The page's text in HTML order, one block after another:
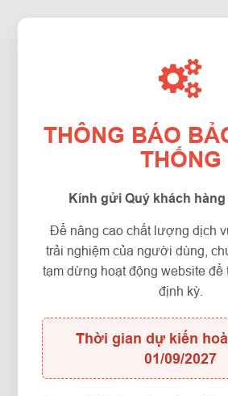
THÔNG BÁO
THỐNG
Kính gửi Quý khách
Để nâng cao chất lượng dịch
trải nghiệm của người dùng,
tạm dừng hoạt động website để
định kỳ.
Thời gian dự kiến
01/09/2027